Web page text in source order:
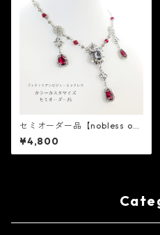
セミオーダー品【nobless obli
ge】ヴィクトリアンビジュー
シルバーネックレス
¥4,800